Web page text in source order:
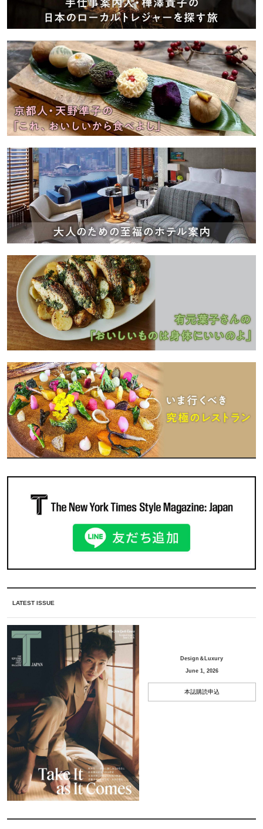
LATEST ISSUE
Design＆Luxury
June 1, 2026
本誌購読申込